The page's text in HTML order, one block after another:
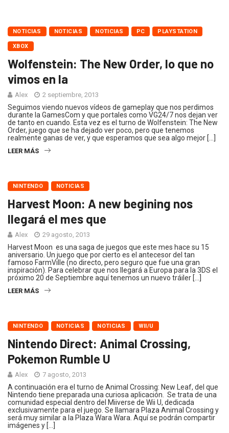
NOTICIAS NOTICIAS NOTICIAS PC PLAYSTATION
XBOX
Wolfenstein: The New Order, lo que no
vimos en la
Alex 2 septiembre, 2013
Seguimos viendo nuevos vídeos de gameplay que nos perdimos
durante la GamesCom y que portales como VG24/7 nos dejan ver
de tanto en cuando. Esta vez es el turno de Wolfenstein: The New
Order, juego que se ha dejado ver poco, pero que tenemos
realmente ganas de ver, y que esperamos que sea algo mejor […]
LEER MÁS
NINTENDO NOTICIAS
Harvest Moon: A new begining nos
llegará el mes que
Alex 29 agosto, 2013
Harvest Moon es una saga de juegos que este mes hace su 15
aniversario. Un juego que por cierto es el antecesor del tan
famoso FarmVille (no directo, pero seguro que fue una gran
inspiración). Para celebrar que nos llegará a Europa para la 3DS el
próximo 20 de Septiembre aquí tenemos un nuevo tráiler […]
LEER MÁS
NINTENDO NOTICIAS NOTICIAS WII/U
Nintendo Direct: Animal Crossing,
Pokemon Rumble U
Alex 7 agosto, 2013
A continuación era el turno de Animal Crossing: New Leaf, del que
Nintendo tiene preparada una curiosa aplicación. Se trata de una
comunidad especial dentro del Miiverse de Wii U, dedicada
exclusivamente para el juego. Se llamara Plaza Animal Crossing y
será muy similar a la Plaza Wara Wara. Aquí se podrán compartir
imágenes y […]